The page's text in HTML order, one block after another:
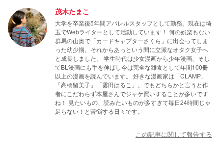
茂木たまこ
大学を卒業後5年間アパレルスタッフとして勤務。現在は埼
玉でWebライターとして活動しています！ 何の娯楽もない
群馬の山奥で「カードキャプターさくら」に出会ってしま
った幼少期。それからあっという間に立派なオタク女子へ
と成長しました。 学生時代は少女漫画から少年漫画、そし
てBL漫画にも手を伸ばし今は完全な雑食として年間100冊
以上の漫画を読んでいます。 好きな漫画家は「CLAMP」
「高橋留美子」「雲田はるこ」。でもどちらかと言うと作
者にこだわらず本屋さんでジャケ買いすることが多いです
ね！ 見たいもの、読みたいものが多すぎて毎日24時間じゃ
足らない！と苦悩する日々です。
この記事に関して報告する